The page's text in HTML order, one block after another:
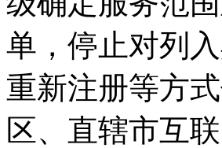
单，停止对列
重新注册等方
区、直辖市互